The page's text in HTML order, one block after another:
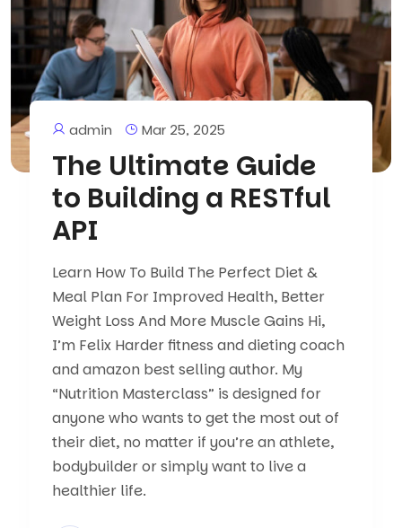
admin Mar 25, 2025
The Ultimate Guide
to Building a RESTful
API
Learn How To Build The Perfect Diet &
Meal Plan For Improved Health, Better
Weight Loss And More Muscle Gains Hi,
I’m Felix Harder fitness and dieting coach
and amazon best selling author. My
“Nutrition Masterclass” is designed for
anyone who wants to get the most out of
their diet, no matter if you’re an athlete,
bodybuilder or simply want to live a
healthier life.